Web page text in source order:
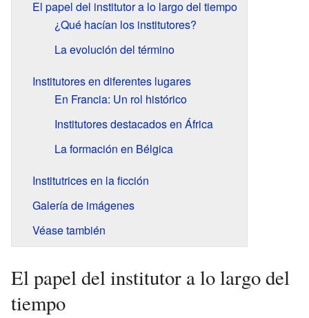
El papel del institutor a lo largo del tiempo
¿Qué hacían los institutores?
La evolución del término
Institutores en diferentes lugares
En Francia: Un rol histórico
Institutores destacados en África
La formación en Bélgica
Institutrices en la ficción
Galería de imágenes
Véase también
El papel del institutor a lo largo del
tiempo